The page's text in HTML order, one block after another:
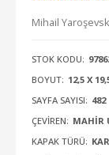
Mihail
STOK KODU:
BOYUT: 12,5 X
SAYFA SAYISI: 482
ÇEVIREN: MAHIR
KAPAK TÜRÜ: